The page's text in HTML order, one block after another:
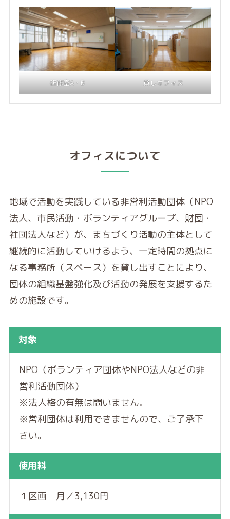
研修室A・B 貸しオフィス
オフィスについて
地域で活動を実践している非営利活動団体（NPO
法人、市民活動・ボランティアグループ、財団・
社団法人など）が、まちづくり活動の主体として
継続的に活動していけるよう、一定時間の拠点に
なる事務所（スペース）を貸し出すことにより、
団体の組織基盤強化及び活動の発展を支援するた
めの施設です。
対象
NPO（ボランティア団体やNPO法人などの非
営利活動団体）
※法人格の有無は問いません。
※営利団体は利用できませんので、ご了承下
さい。
使用料
１区画 月／3,130円